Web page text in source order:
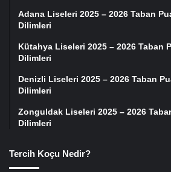
Adana Liseleri 2025 – 2026 Taban
Dilimleri
Kütahya Liseleri 2025 – 2026 Taban
Dilimleri
Denizli Liseleri 2025 – 2026 Taban
Dilimleri
Zonguldak Liseleri 2025 – 2026
Dilimleri
Tercih Koçu Nedir?